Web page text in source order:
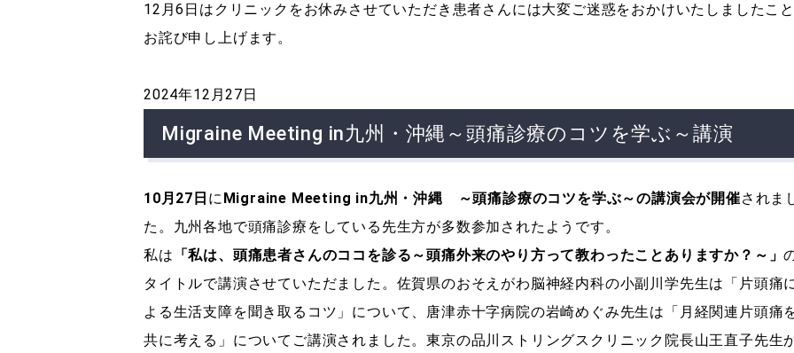
12月6日はクリニックをお休みさせていただき患者さんには大変ご迷惑をおかけいたしましたこと
お詫び申し上げます。
2024年12月27日
Migraine Meeting in九州・沖縄～頭痛診療のコツを学ぶ～講演
10月27日 にMigraine Meeting in九州・沖縄 ～頭痛診療のコツを学ぶ～の講演会が開催されま
た。九州各地で頭痛診療をしている先生方が多数参加されたようです。
私は 「私は、頭痛患者さんのココを診る～頭痛外来のやり方って教わったことありますか？～」
タイトルで講演させていただました。佐賀県のおそえがわ脳神経内科の小副川学先生は「片頭痛
よる生活支障を聞き取るコツ」について、唐津赤十字病院の岩崎めぐみ先生は「月経関連片頭痛
共に考える」についてご講演されました。東京の品川ストリングスクリニック院長山王直子先生